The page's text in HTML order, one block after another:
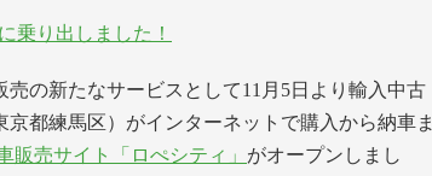
乗り出しました！
の新たなサービスとして11月5日より輸入中古
都練馬区）がインターネットで購入から納車ま
販売サイト「ロぺシティ」 がオープンしまし